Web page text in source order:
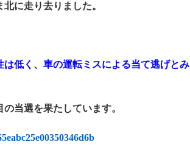
に走り去りました。
低く、車の運転ミスによる当て逃げとみ
当選を果たしています。